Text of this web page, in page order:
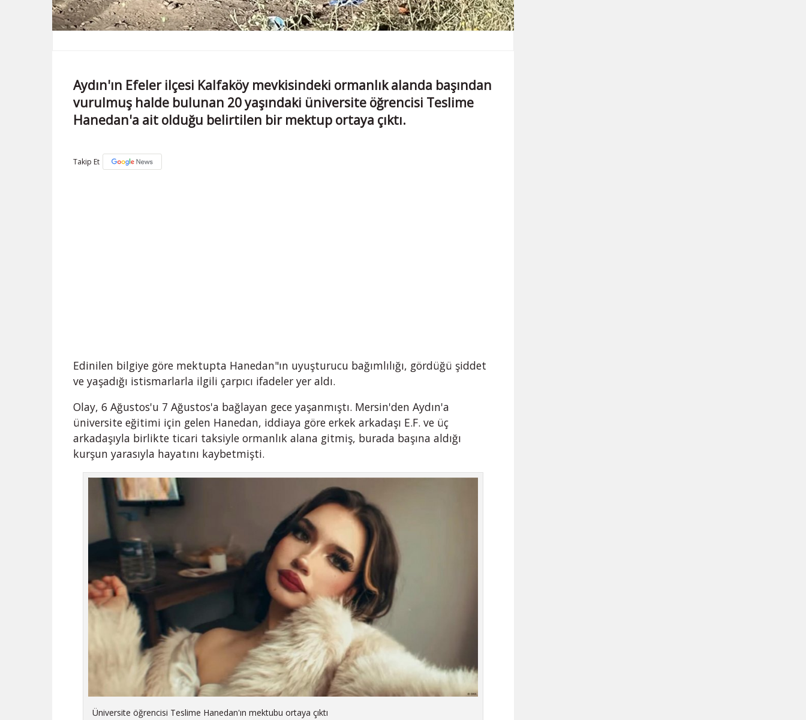
Aydın'ın Efeler ilçesi Kalfaköy mevkisindeki ormanlık alanda başından
vurulmuş halde bulunan 20 yaşındaki üniversite öğrencisi Teslime
Hanedan'a ait olduğu belirtilen bir mektup ortaya çıktı.
Takip Et
Edinilen bilgiye göre mektupta Hanedan"ın uyuşturucu bağımlılığı, gördüğü şiddet
ve yaşadığı istismarlarla ilgili çarpıcı ifadeler yer aldı.
Olay, 6 Ağustos'u 7 Ağustos'a bağlayan gece yaşanmıştı. Mersin'den Aydın'a
üniversite eğitimi için gelen Hanedan, iddiaya göre erkek arkadaşı E.F. ve üç
arkadaşıyla birlikte ticari taksiyle ormanlık alana gitmiş, burada başına aldığı
kurşun yarasıyla hayatını kaybetmişti.
Üniversite öğrencisi Teslime Hanedan'ın mektubu ortaya çıktı